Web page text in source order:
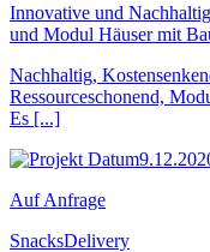
Innovative und
und Modul Häuser mit
Nachhaltig,
Ressourceschonend,
Es [...]
Auf Anfrage
SnacksDelivery